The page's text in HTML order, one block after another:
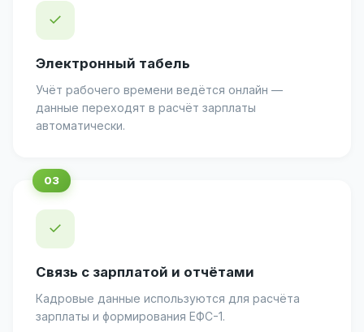
✓
Электронный табель
Учёт рабочего времени ведётся онлайн —
данные переходят в расчёт зарплаты
автоматически.
✓
Связь с зарплатой и отчётами
Кадровые данные используются для расчёта
зарплаты и формирования ЕФС-1.